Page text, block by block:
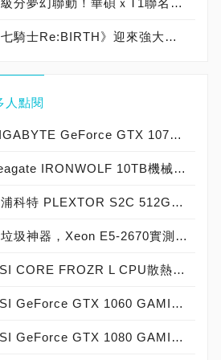
ㄅ級分夢幻聯動！華碩ｘT1聯名顯示卡全台盛大開賣
《七騎士Re:BIRTH》迎來強大的全新英雄[天劍]宣嵐 同步推出韓國主題劇情
人點閱
GIGABYTE GeForce GTX 1070 Xtreme Gaming實測開箱，電競級顯示卡中的頂尖之作！
Seagate IRONWOLF 10TB機械硬碟實測開箱，氦氣填充那嘶狼守護者NAS HDD
「浦科特 PLEXTOR S2C 512GB SSD」實測開箱，超值型固態硬碟中的優質好貨！
洋垃圾神器，Xeon E5-2670實測開箱大作戰！
MSI CORE FROZR L CPU散熱器實測開箱，微星電競產品再添新兵
MSI GeForce GTX 1060 GAMING X 6G實測開箱，玩家級電競顯示卡中的神兵利器！
MSI GeForce GTX 1080 GAMING X 8G實測開箱，史上最強大Pascal自製顯示卡全面來襲！